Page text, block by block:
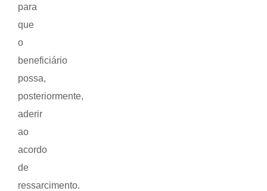
para
que
o
beneficiário
possa,
posteriormente,
aderir
ao
acordo
de
ressarcimento.